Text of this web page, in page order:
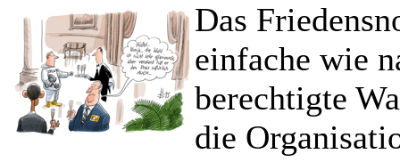
Das
einfache wie
berechtigte
die